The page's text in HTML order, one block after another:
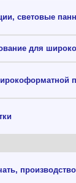
световые
для